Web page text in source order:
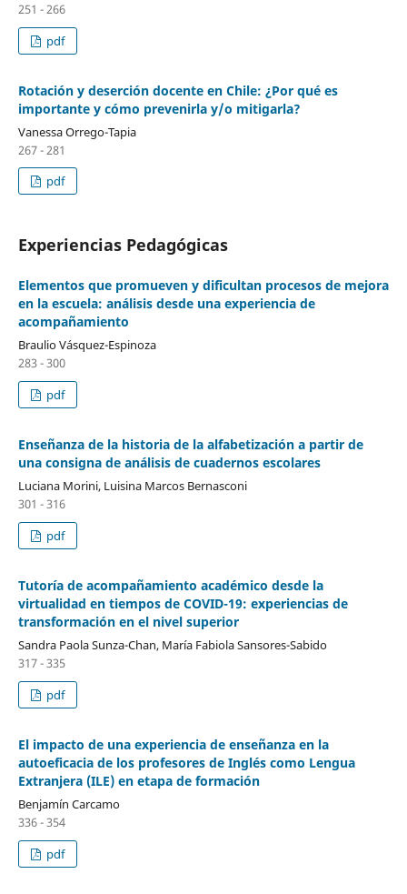
251 - 266
pdf
Rotación y deserción docente en Chile: ¿Por qué es
importante y cómo prevenirla y/o mitigarla?
Vanessa Orrego-Tapia
267 - 281
pdf
Experiencias Pedagógicas
Elementos que promueven y dificultan procesos de mejora
en la escuela: análisis desde una experiencia de
acompañamiento
Braulio Vásquez-Espinoza
283 - 300
pdf
Enseñanza de la historia de la alfabetización a partir de
una consigna de análisis de cuadernos escolares
Luciana Morini, Luisina Marcos Bernasconi
301 - 316
pdf
Tutoría de acompañamiento académico desde la
virtualidad en tiempos de COVID-19: experiencias de
transformación en el nivel superior
Sandra Paola Sunza-Chan, María Fabiola Sansores-Sabido
317 - 335
pdf
El impacto de una experiencia de enseñanza en la
autoeficacia de los profesores de Inglés como Lengua
Extranjera (ILE) en etapa de formación
Benjamín Carcamo
336 - 354
pdf